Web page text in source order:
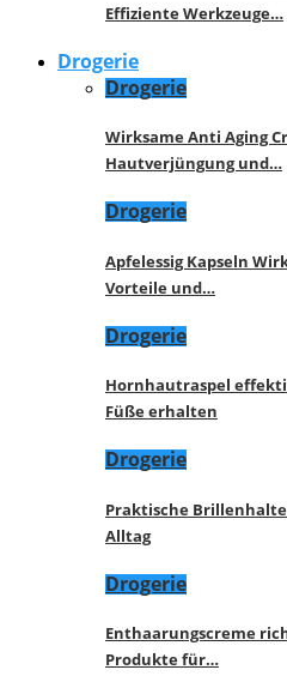
Effiziente Werkzeuge…
Drogerie
Drogerie
Wirksame Anti Aging
Hautverjüngung und…
Drogerie
Apfelessig Kapseln
Vorteile und…
Drogerie
Hornhautraspel
Füße erhalten
Drogerie
Praktische
Alltag
Drogerie
Enthaarungscreme
Produkte für…